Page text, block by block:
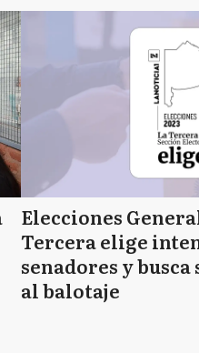
Elecciones
Tercera elige
senadores y busca
al balotaje